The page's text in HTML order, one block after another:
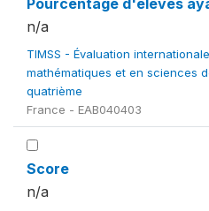
Pourcentage d'élèves
n/a
TIMSS - Évaluation
mathématiques et en sciences
quatrième
France - EAB040403
Score
n/a